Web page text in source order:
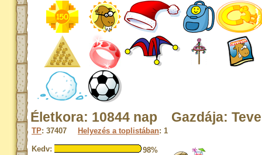
Életkora: 10844 nap Gazdája:
TP: 37407 Helyezés a toplistában: 1
Kedv:
98%